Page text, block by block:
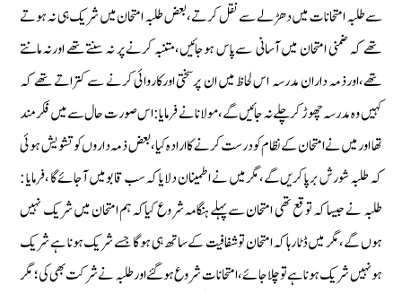
سےطلبہ امتحانات میں دھڑلے سے نقل كرتے ‏،بعض طلبہ امتحان میں شریك ہی نہ ہوتے
تھے كہ ضمنی امتحان میں آسانی سےپاس ہوجائیں‏‏،متنبہ كرنے پر نہ سنتےتھے اورنہ مانتے
تھے‏،اورذمہ داران مدرسہ اس لحاظ میں ان پرسختی اوركاروائی كرنے سے كتراتے تھے كہ
كہیں وہ مدرسہ چھوڑ كر چلے نہ جائیں گے‏،مولانا نے فرمایا: اس صورت حال سے میں فكرمند
تھا اورمیں نے امتحان كے نظام كودرست كرنے كاارادہ كیا ‏،بعض ذمہ داروں كو تشویش ہوئی
كہ طلبہ شورش برپا كریں گے‏،مگرمیں نے اطمینان دلایا كہ سب قابومیں آجائےگا ‏،فرمایا :
طلبہ نے جیسا كہ توقع تھی امتحان سے پہلے ہنگامہ شروع كیاكہ ہم امتحان میں شریك نہیں
ہوں گے‏،مگر میں ڈٹا رہا كہ امتحان توشفافیت كے ساتھ ہی ہوگا جسے شریك ہونا ہے شریك
ہونہیں شریك ہونا ہے توچلاجائے‏،امتحانات شروع ہوگئے اورطلبہ نے شركت بھی كی؛ مگر